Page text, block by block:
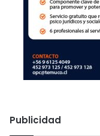
Publicidad